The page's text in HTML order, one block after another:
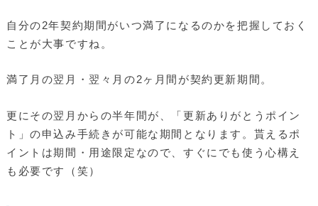
自分の2年契約期間がいつ満了になるのかを把握しておく
ことが大事ですね。
満了月の翌月・翌々月の2ヶ月間が契約更新期間。
更にその翌月からの半年間が、「更新ありがとうポイン
ト」の申込み手続きが可能な期間となります。貰えるポ
イントは期間・用途限定なので、すぐにでも使う心構え
も必要です（笑）